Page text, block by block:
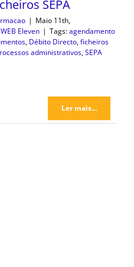
SEPA
| Maio 11th,
Eleven | Tags:agendamento
, Débito Directo,ficheiros
administrativos,SEPA
Ler mais...